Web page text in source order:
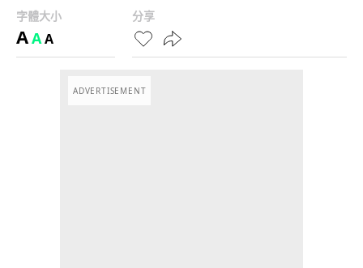
字體大小
AAA
分享
ADVERTISEMENT